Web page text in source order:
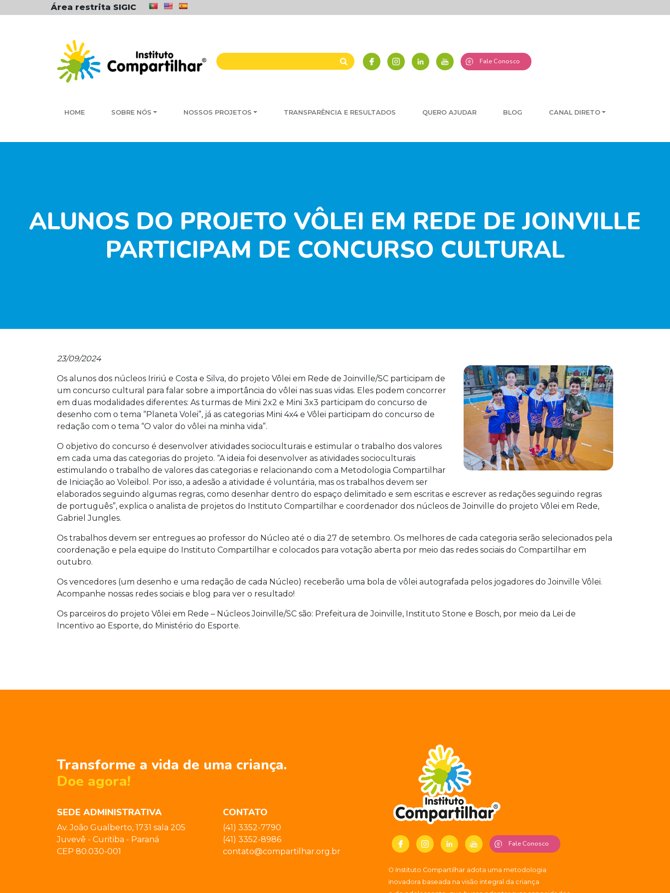
Área restrita SIGIC
Fale Conosco
HOME SOBRE NÓS NOSSOS PROJETOS TRANSPARÊNCIA E RESULTADOS QUERO AJUDAR BLOG CANAL DIRETO
ALUNOS DO PROJETO VÔLEI EM REDE DE JOINVILLE
PARTICIPAM DE CONCURSO CULTURAL
23/09/2024
Os alunos dos núcleos Iririú e Costa e Silva, do projeto Vôlei em Rede de Joinville/SC participam de
um concurso cultural para falar sobre a importância do vôlei nas suas vidas. Eles podem concorrer
em duas modalidades diferentes: As turmas de Mini 2x2 e Mini 3x3 participam do concurso de
desenho com o tema “Planeta Volei”, já as categorias Mini 4x4 e Vôlei participam do concurso de
redação com o tema “O valor do vôlei na minha vida”.
O objetivo do concurso é desenvolver atividades socioculturais e estimular o trabalho dos valores
em cada uma das categorias do projeto. “A ideia foi desenvolver as atividades socioculturais
estimulando o trabalho de valores das categorias e relacionando com a Metodologia Compartilhar
de Iniciação ao Voleibol. Por isso, a adesão a atividade é voluntária, mas os trabalhos devem ser
elaborados seguindo algumas regras, como desenhar dentro do espaço delimitado e sem escritas e escrever as redações seguindo regras
de português”, explica o analista de projetos do Instituto Compartilhar e coordenador dos núcleos de Joinville do projeto Vôlei em Rede,
Gabriel Jungles.
Os trabalhos devem ser entregues ao professor do Núcleo até o dia 27 de setembro. Os melhores de cada categoria serão selecionados pela
coordenação e pela equipe do Instituto Compartilhar e colocados para votação aberta por meio das redes sociais do Compartilhar em
outubro.
Os vencedores (um desenho e uma redação de cada Núcleo) receberão uma bola de vôlei autografada pelos jogadores do Joinville Vôlei.
Acompanhe nossas redes sociais e blog para ver o resultado!
Os parceiros do projeto Vôlei em Rede – Núcleos Joinville/SC são: Prefeitura de Joinville, Instituto Stone e Bosch, por meio da Lei de
Incentivo ao Esporte, do Ministério do Esporte.
Transforme a vida de uma criança.
Doe agora!
SEDE ADMINISTRATIVA
Av. João Gualberto, 1731 sala 205
Juvevê - Curitiba - Paraná
CEP 80.030-001
CONTATO
(41) 3352-7790
(41) 3352-8986
contato@compartilhar.org.br
Fale Conosco
O Instituto Compartilhar adota uma metodologia
inovadora baseada na visão integral da criança